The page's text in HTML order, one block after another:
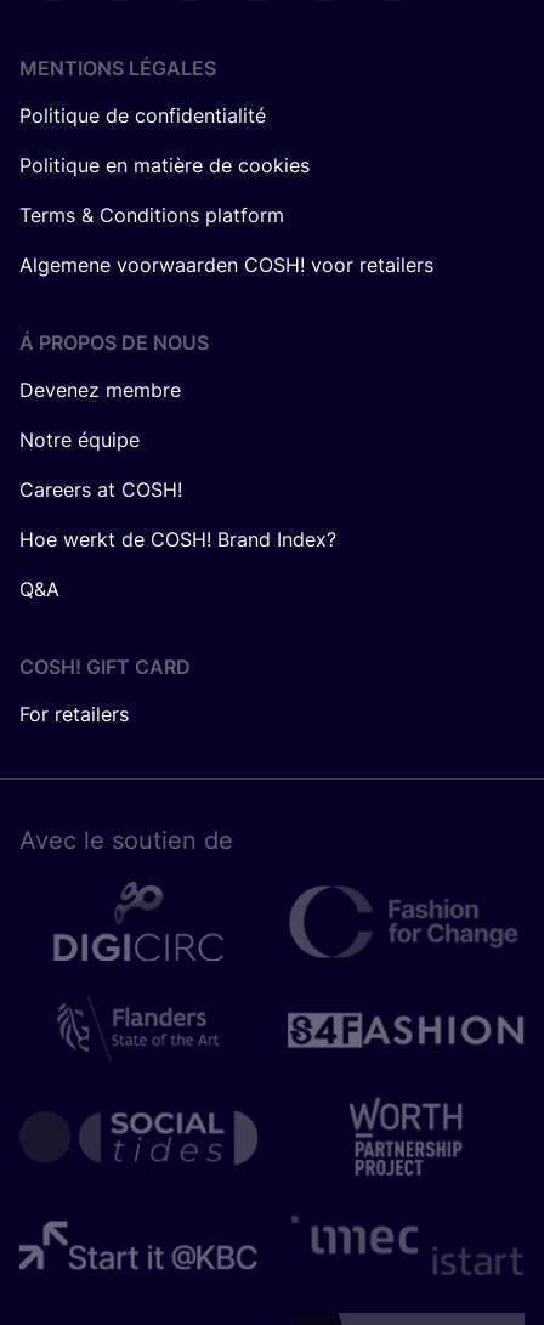
MENTIONS LÉGALES
Politique de confidentialité
Politique en matière de cookies
Terms & Conditions platform
Algemene voorwaarden COSH! voor retailers
Á PROPOS DE NOUS
Devenez membre
Notre équipe
Careers at COSH!
Hoe werkt de COSH! Brand Index?
Q&A
COSH! GIFT CARD
For retailers
Avec le sou­tien de